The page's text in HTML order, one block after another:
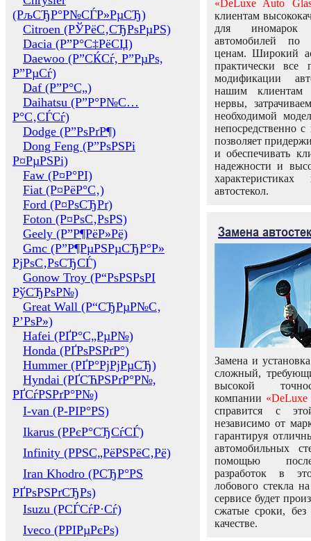
(РљСЂР°Р№СЃР»РµСЂ)
Citroen (РЎРёС‚СЂРѕРµРЅ)
Dacia (Р”Р°С‡РёСЏ)
Daewoo (Р”СЌСѓ, Р”РµРѕ,
Р”РµСѓ)
Daf (Р”Р°С„)
Daihatsu (Р”Р°Р№С…
Р°С‚СЃСѓ)
Dodge (Р”РѕРґР¶)
Dong Feng (Р”РѕРЅРі
Р¤РµРЅРі)
Faw (Р¤Р°РІ)
Fiat (Р¤РёР°С‚)
Ford (Р¤РѕСЂРґ)
Foton (Р¤РѕС‚РѕРЅ)
Geely (Р”Р¶РёР»Рё)
Gmc (Р”Р¶РµРЅРµСЂР°Р»
РјРѕС‚РѕСЂСЃ)
Gonow Troy (Р“РѕРЅРѕРІ
РўСЂРѕР№)
Great Wall (Р“СЂРµР№С‚
Р’РѕР»)
Hafei (РҐР°С„РµР№)
Honda (РҐРѕРЅРґР°)
Hummer (РҐР°РјРјРµСЂ)
Hyndai (РҐСЋРЅРґР°Р№,
РҐСѓРЅРґР°Р№)
I-van (Р-РІР°РЅ)
Ikarus (РРєР°СЂСѓСЃ)
Infinity (РРЅС„РёРЅРёС‚Рё)
Iran Khodro (РСЂР°РЅ
РҐРѕРЅРґСЂРѕ)
Isuzu (РСЃСѓР·Сѓ)
Iveco (РРІРµРєРѕ)
«DeLuxe Auto
клиентам
для иномарок
автомобилей
ценам. Широкий
практически все
модификации
нашим клиентам
нервы,
необходимой
непосредственно
позволяет
и обеспечивать
надежности и
автостекол.
Замена
Замена и
сложный,
высокой
компании «DeLuxe
справится с
независимо от
гарантируя
автомобильных
помощью
разработок в
лобового стекла
сервисе будет
сжатые сроки,
качестве.